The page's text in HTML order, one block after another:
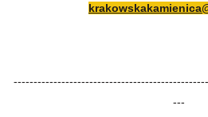
---